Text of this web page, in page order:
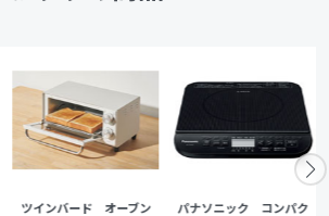
ツインバード オーブン
パナソニック コンパク